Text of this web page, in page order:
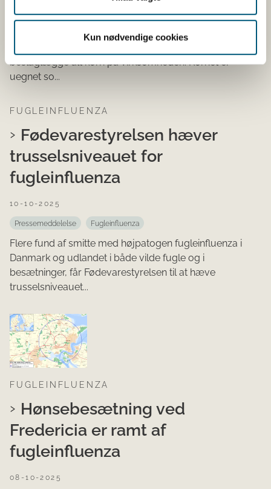
Kun nødvendige cookies
Pressemeddelelse Korn og kornprodukter
Forekomst af mus og rotter, mug og skimmel hos
beslaglægge alt korn på virksomheden. Kornet er
uegnet so...
FUGLEINFLUENZA
Fødevarestyrelsen hæver
trusselsniveauet for
fugleinfluenza
10-10-2025
Pressemeddelelse Fugleinfluenza
Flere fund af smitte med højpatogen fugleinfluenza i
Danmark og udlandet i både vilde fugle og i
besætninger, får Fødevarestyrelsen til at hæve
trusselsniveauet...
FUGLEINFLUENZA
Hønsebesætning ved
Fredericia er ramt af
fugleinfluenza
08-10-2025